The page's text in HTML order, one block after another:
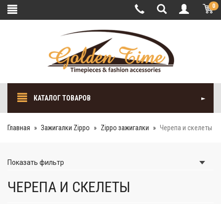
0
КАТАЛОГ ТОВАРОВ
Главная Зажигалки Zippo Zippo зажигалки Черепа и скелеты
Показать фильтр
ЧЕРЕПА И СКЕЛЕТЫ